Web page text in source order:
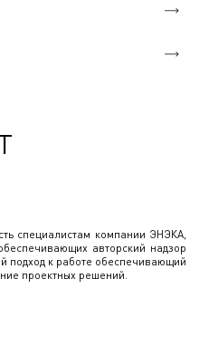
специалистам компании ЭНЭКА,
авторский надзор
подход к работе обеспечивающий
проектных решений.